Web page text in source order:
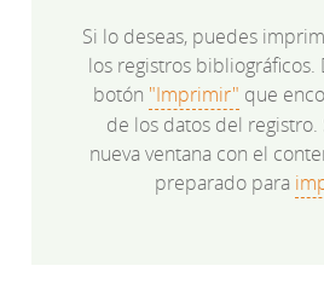
Si lo deseas, puedes
los registros bibliográficos.
botón "Imprimir" que
de los datos del registro.
nueva ventana con el
preparado para